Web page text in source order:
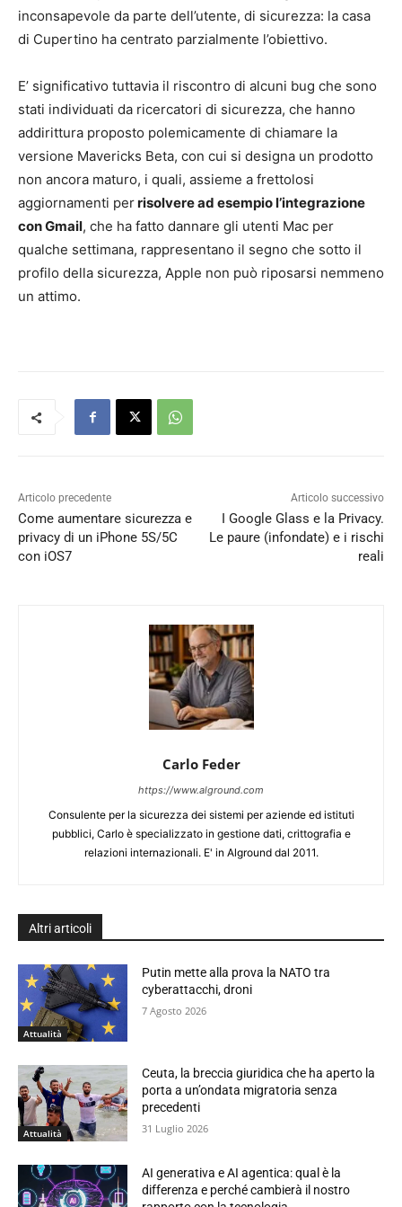
inconsapevole da parte dell’utente, di sicurezza: la casa
di Cupertino ha centrato parzialmente l’obiettivo.
E’ significativo tuttavia il riscontro di alcuni bug che sono
stati individuati da ricercatori di sicurezza, che hanno
addirittura proposto polemicamente di chiamare la
versione Mavericks Beta, con cui si designa un prodotto
non ancora maturo, i quali, assieme a frettolosi
aggiornamenti perrisolvere ad esempio l’integrazione
con Gmail, che ha fatto dannare gli utenti Mac per
qualche settimana, rappresentano il segno che sotto il
profilo della sicurezza, Apple non può riposarsi nemmeno
un attimo.
Articolo precedente
Come aumentare sicurezza e
privacy di un iPhone 5S/5C
con iOS7
Articolo successivo
I Google Glass e la Privacy.
Le paure (infondate) e i rischi
reali
Carlo Feder
https://www.alground.com
Consulente per la sicurezza dei sistemi per aziende ed istituti
pubblici, Carlo è specializzato in gestione dati, crittografia e
relazioni internazionali. E' in Alground dal 2011.
Altri articoli
Attualità
Putin mette alla prova la NATO tra
cyberattacchi, droni
7 Agosto 2026
Attualità
Ceuta, la breccia giuridica che ha aperto la
porta a un’ondata migratoria senza
precedenti
31 Luglio 2026
AI generativa e AI agentica: qual è la
differenza e perché cambierà il nostro